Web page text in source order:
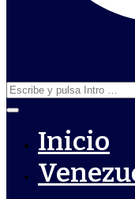
Buscar:
Inicio